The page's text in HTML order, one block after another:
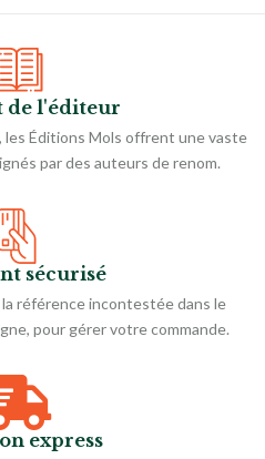
de l'éditeur
les Éditions Mols offrent une vaste
par des auteurs de renom.
sécurisé
référence incontestée dans le
pour gérer votre commande.
express